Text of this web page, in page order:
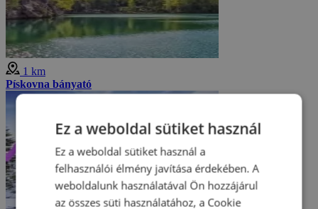
1 km
Pískovna bányató
Ez a weboldal sütiket használ
Ez a weboldal sütiket használ a
felhasználói élmény javítása érdekében. A
weboldalunk használatával Ön hozzájárul
az összes süti használatához, a Cookie